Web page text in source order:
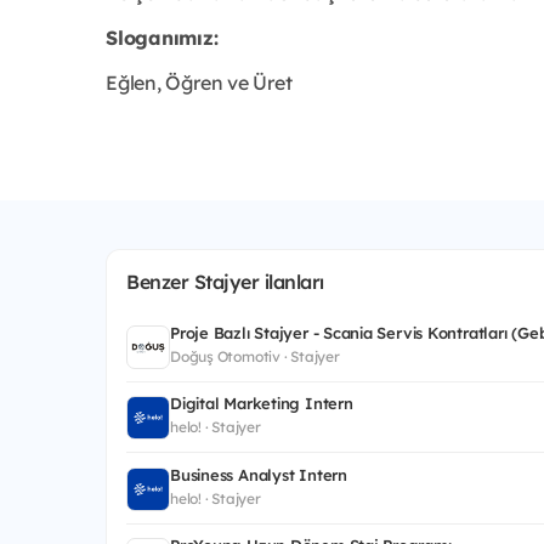
Sloganımız:
Eğlen, Öğren ve Üret
Benzer Stajyer ilanları
Proje Bazlı Stajyer - Scania Servis Kontratları
Doğuş Otomotiv · Stajyer
Digital Marketing Intern
helo! · Stajyer
Business Analyst Intern
helo! · Stajyer